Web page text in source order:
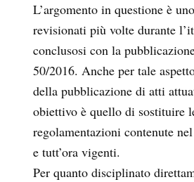
L’argomento in questione è
revisionati più volte durante
conclusosi con la
50/2016. Anche per tale
della pubblicazione di atti
obiettivo è quello di sostituire
regolamentazioni contenute
e tutt’ora vigenti.
Per quanto disciplinato